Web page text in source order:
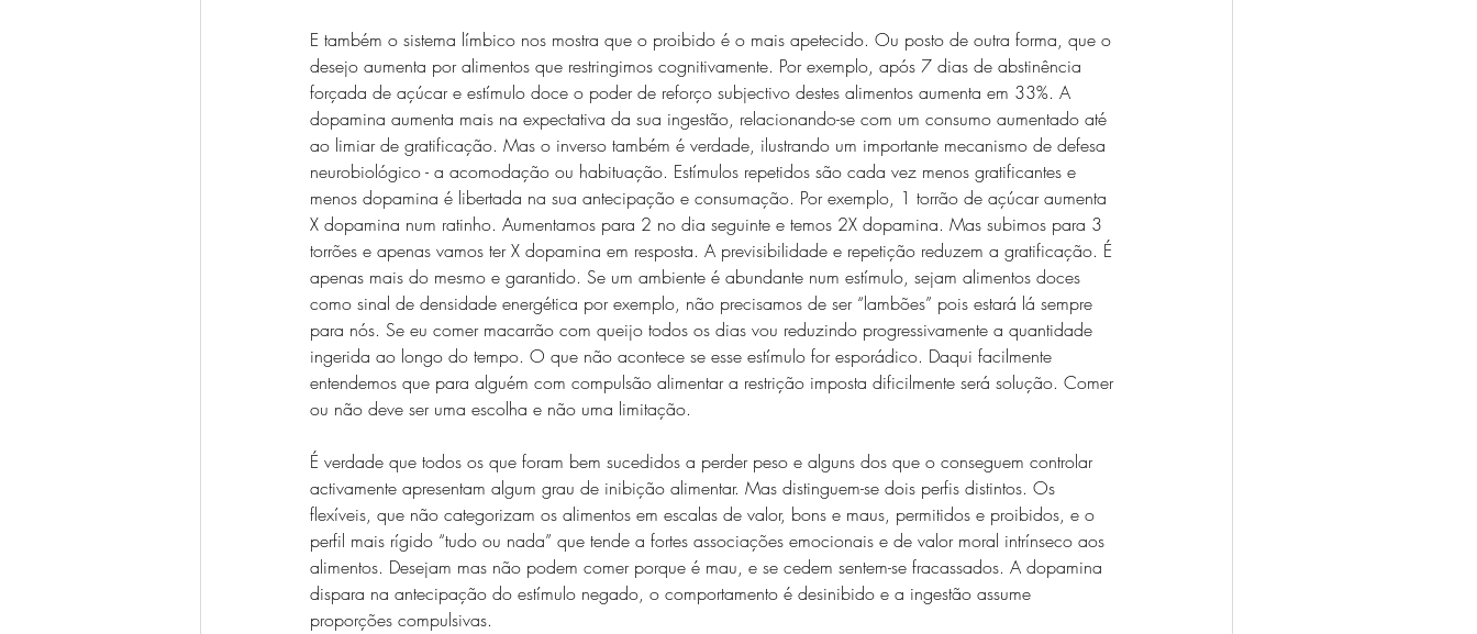
E também o sistema límbico nos mostra que o proibido é o mais apetecido. Ou posto de outra forma, que o
desejo aumenta por alimentos que restringimos cognitivamente. Por exemplo, após 7 dias de abstinência
forçada de açúcar e estímulo doce o poder de reforço subjectivo destes alimentos aumenta em 33%. A
dopamina aumenta mais na expectativa da sua ingestão, relacionando-se com um consumo aumentado até
ao limiar de gratificação. Mas o inverso também é verdade, ilustrando um importante mecanismo de defesa
neurobiológico - a acomodação ou habituação. Estímulos repetidos são cada vez menos gratificantes e
menos dopamina é libertada na sua antecipação e consumação. Por exemplo, 1 torrão de açúcar aumenta
X dopamina num ratinho. Aumentamos para 2 no dia seguinte e temos 2X dopamina. Mas subimos para 3
torrões e apenas vamos ter X dopamina em resposta. A previsibilidade e repetição reduzem a gratificação. É
apenas mais do mesmo e garantido. Se um ambiente é abundante num estímulo, sejam alimentos doces
como sinal de densidade energética por exemplo, não precisamos de ser “lambões” pois estará lá sempre
para nós. Se eu comer macarrão com queijo todos os dias vou reduzindo progressivamente a quantidade
ingerida ao longo do tempo. O que não acontece se esse estímulo for esporádico. Daqui facilmente
entendemos que para alguém com compulsão alimentar a restrição imposta dificilmente será solução. Comer
ou não deve ser uma escolha e não uma limitação.
É verdade que todos os que foram bem sucedidos a perder peso e alguns dos que o conseguem controlar
activamente apresentam algum grau de inibição alimentar. Mas distinguem-se dois perfis distintos. Os
flexíveis, que não categorizam os alimentos em escalas de valor, bons e maus, permitidos e proibidos, e o
perfil mais rígido “tudo ou nada” que tende a fortes associações emocionais e de valor moral intrínseco aos
alimentos. Desejam mas não podem comer porque é mau, e se cedem sentem-se fracassados. A dopamina
dispara na antecipação do estímulo negado, o comportamento é desinibido e a ingestão assume
proporções compulsivas.